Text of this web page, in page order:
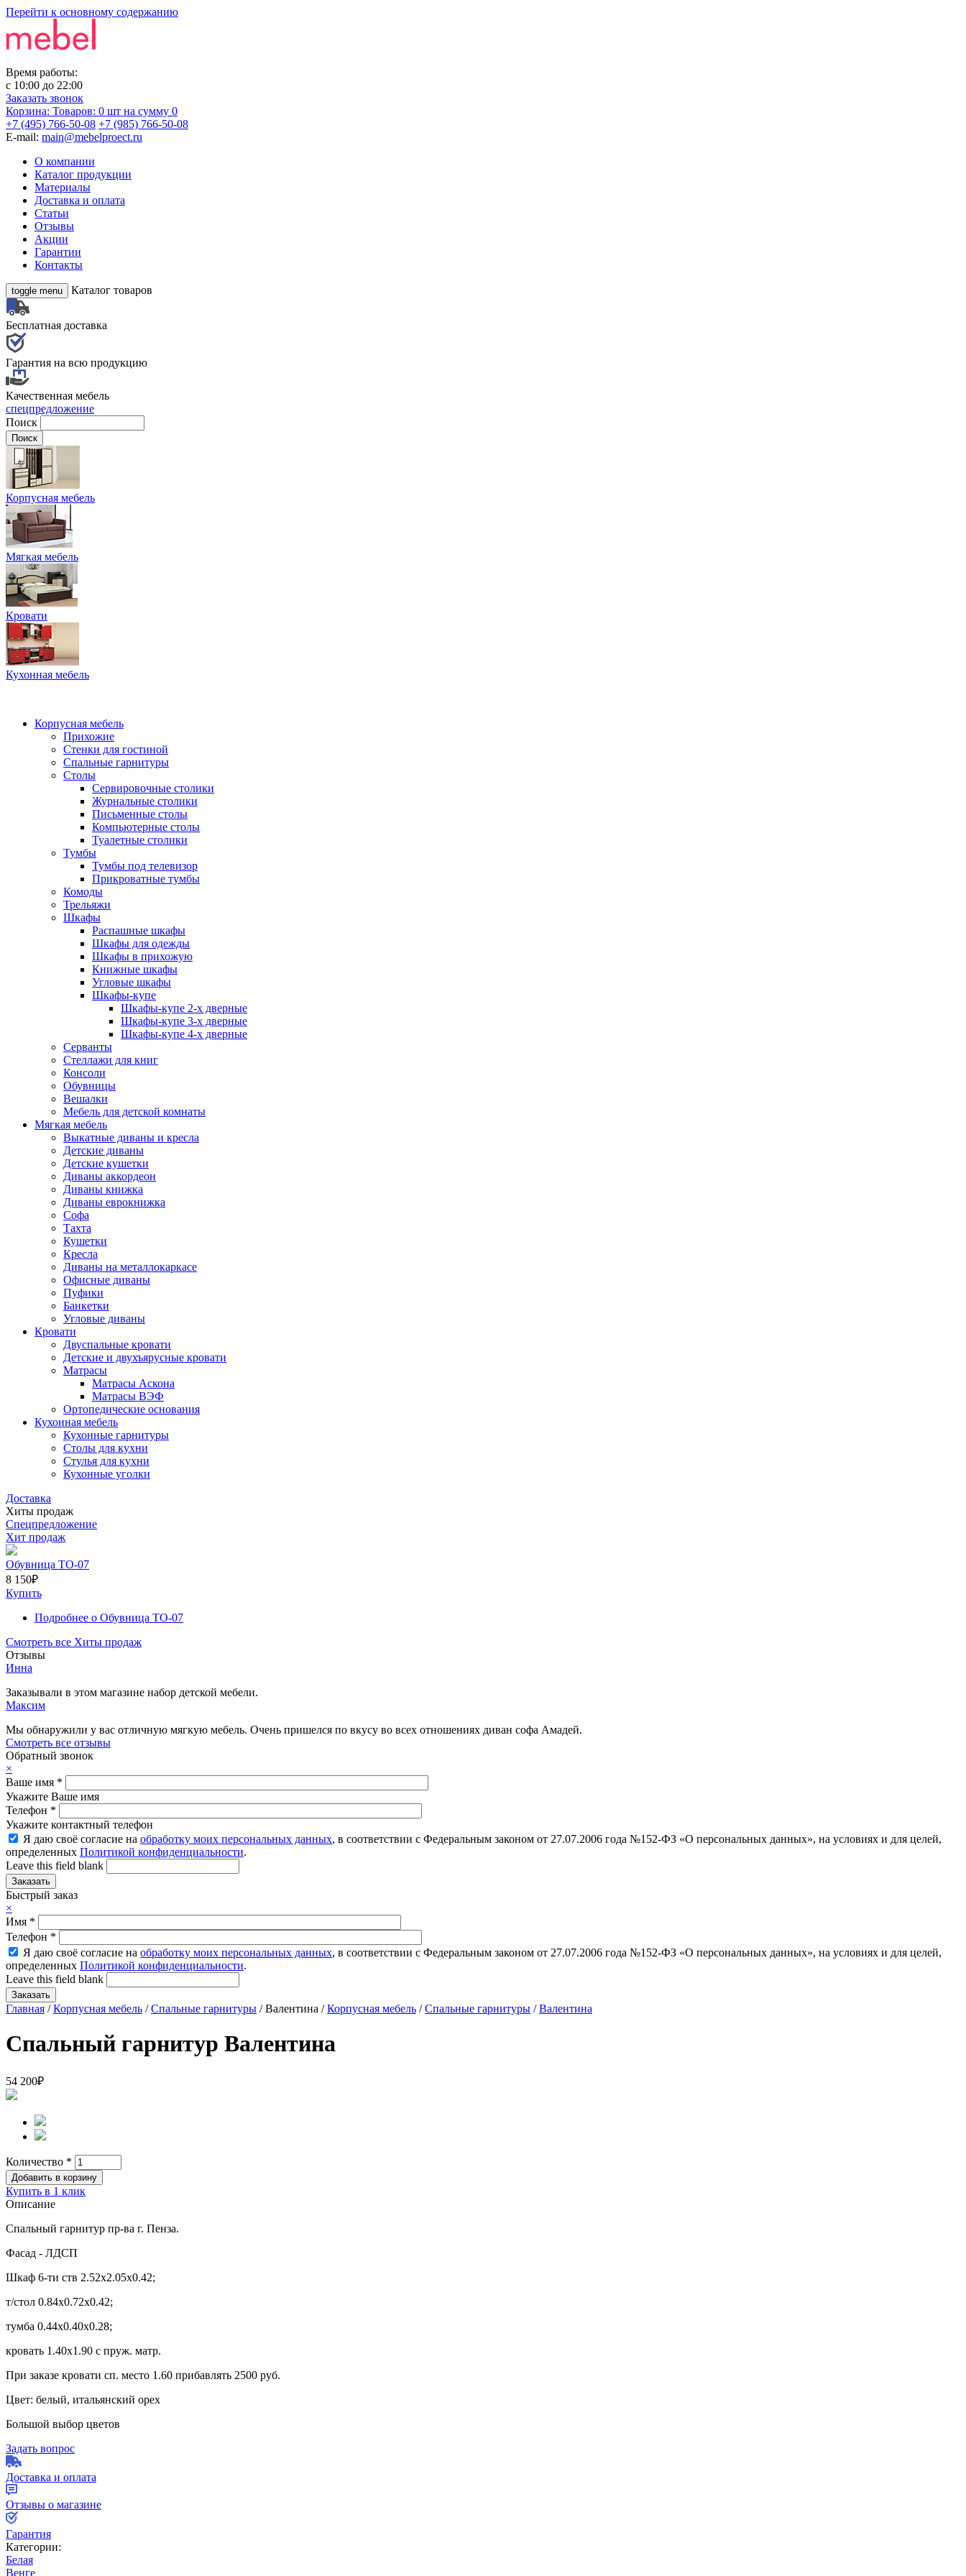
Перейти к основному содержанию
Время работы:
с 10:00 до 22:00
Заказать звонок
Корзина: Товаров: 0 шт на сумму 0
+7 (495) 766-50-08 +7 (985) 766-50-08
E-mail: main@mebelproect.ru
О компании
Каталог продукции
Материалы
Доставка и оплата
Статьи
Отзывы
Акции
Гарантии
Контакты
toggle menu Каталог товаров
Бесплатная доставка
Гарантия на всю продукцию
Качественная мебель
спецпредложение
Поиск
Корпусная мебель
Мягкая мебель
Кровати
Кухонная мебель
Корпусная мебель
Прихожие
Стенки для гостиной
Спальные гарнитуры
Столы
Сервировочные столики
Журнальные столики
Письменные столы
Компьютерные столы
Туалетные столики
Тумбы
Тумбы под телевизор
Прикроватные тумбы
Комоды
Трельяжи
Шкафы
Распашные шкафы
Шкафы для одежды
Шкафы в прихожую
Книжные шкафы
Угловые шкафы
Шкафы-купе
Шкафы-купе 2-x дверные
Шкафы-купе 3-х дверные
Шкафы-купе 4-х дверные
Серванты
Стеллажи для книг
Консоли
Обувницы
Вешалки
Мебель для детской комнаты
Мягкая мебель
Выкатные диваны и кресла
Детские диваны
Детские кушетки
Диваны аккордеон
Диваны книжка
Диваны еврокнижка
Софа
Тахта
Кушетки
Кресла
Диваны на металлокаркасе
Офисные диваны
Пуфики
Банкетки
Угловые диваны
Кровати
Двуспальные кровати
Детские и двухъярусные кровати
Матрасы
Матрасы Аскона
Матрасы ВЭФ
Ортопедические основания
Кухонная мебель
Кухонные гарнитуры
Столы для кухни
Стулья для кухни
Кухонные уголки
Доставка
Хиты продаж
Спецпредложение
Хит продаж
Обувница ТО-07
8 150₽
Купить
Подробнее о Обувница ТО-07
Смотреть все Хиты продаж
Отзывы
Инна
Заказывали в этом магазине набор детской мебели.
Максим
Мы обнаружили у вас отличную мягкую мебель. Очень пришелся по вкусу во всех отношениях диван софа Амадей.
Смотреть все отзывы
Обратный звонок
×
Ваше имя *
Укажите Ваше имя
Телефон *
Укажите контактный телефон
Я даю своё согласие на обработку моих персональных данных, в соответствии с Федеральным законом от 27.07.2006 года №152-ФЗ «О персональных данных», на условиях и для целей,
определенных Политикой конфиденциальности.
Leave this field blank
Быстрый заказ
×
Имя *
Телефон *
Я даю своё согласие на обработку моих персональных данных, в соответствии с Федеральным законом от 27.07.2006 года №152-ФЗ «О персональных данных», на условиях и для целей,
определенных Политикой конфиденциальности.
Leave this field blank
Главная /Корпусная мебель /Спальные гарнитуры / Валентина /Корпусная мебель /Спальные гарнитуры /Валентина
Спальный гарнитур Валентина
54 200₽
Количество *
Купить в 1 клик
Описание
Спальный гарнитур пр-ва г. Пенза.
Фасад - ЛДСП
Шкаф 6-ти ств 2.52х2.05х0.42;
т/стол 0.84х0.72х0.42;
тумба 0.44х0.40х0.28;
кровать 1.40х1.90 с пруж. матр.
При заказе кровати сп. место 1.60 прибавлять 2500 руб.
Цвет: белый, итальянский орех
Большой выбор цветов
Задать вопрос
Доставка и оплата
Отзывы о магазине
Гарантия
Категории:
Белая
Венге